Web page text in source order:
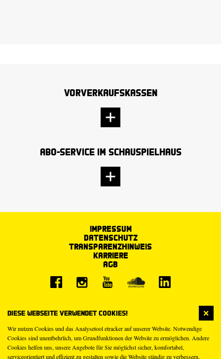
Diese Webseite verwendet Cookies!
Wir nutzen Cookies und das Analysetool etracker auf unserer Website. Notwendige
Cookies sind unentbehrlich, um Grundfunktionen der Website zu ermöglichen. Andere
Cookies helfen uns, unsere Angebote für Sie möglichst sicher, komfortabel,
serviceorientiert und effizient zu gestalten sowie die Website ständig zu verbessern.
Vorverkaufskassen
Abo-Service im Schauspielhaus
Impressum
Datenschutz
Transparenzhinweis
Karriere
AGB